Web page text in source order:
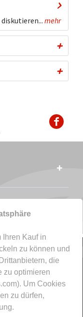
Ihren Kauf in
zu können und
die
zu optimieren
Um Cookies
zu dürfen,
mehr